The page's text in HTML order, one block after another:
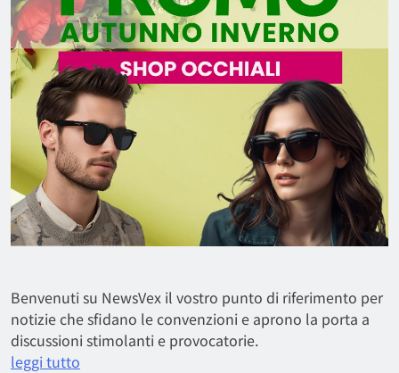
Benvenuti su NewsVex il vostro punto di riferimento per
notizie che sfidano le convenzioni e aprono la porta a
discussioni stimolanti e provocatorie.
leggi tutto